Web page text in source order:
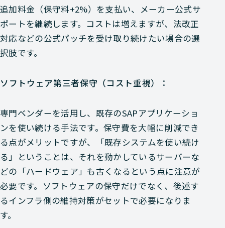
追加料金（保守料+2%）を支払い、メーカー公式サ
ポートを継続します。コストは増えますが、法改正
対応などの公式パッチを受け取り続けたい場合の選
択肢です。
ソフトウェア第三者保守（コスト重視）：
専門ベンダーを活用し、既存のSAPアプリケーショ
ンを使い続ける手法です。保守費を大幅に削減でき
る点がメリットですが、「既存システムを使い続け
る」ということは、それを動かしているサーバーな
どの「ハードウェア」も古くなるという点に注意が
必要です。ソフトウェアの保守だけでなく、後述す
るインフラ側の維持対策がセットで必要になりま
す。